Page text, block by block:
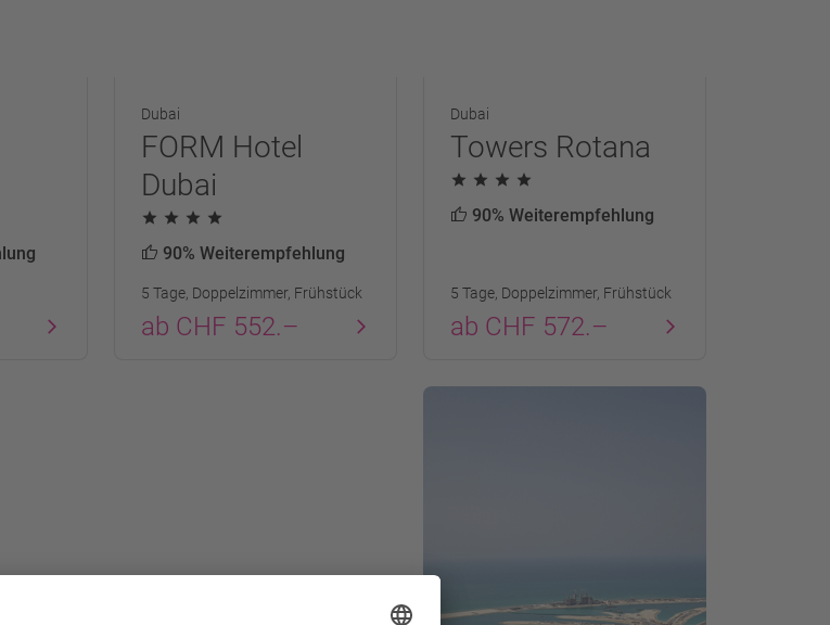
Dubai
FORM Hotel
Dubai
90% Weiterempfehlung
5 Tage, Doppelzimmer, Frühstück
ab CHF 552.–
Dubai
Towers Rotana
90% Weiterempfehlung
5 Tage, Doppelzimmer, Frühstück
ab CHF 572.–